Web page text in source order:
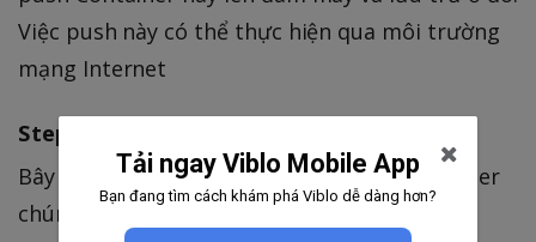
Việc push này có thể thực hiện qua môi trường
mạng Internet
Step 3: Pull, Run
Bây giờ một máy tính muốn sử dụng Container
chúng ta đã push lên đám mây (máy đã cài
Tải ngay Viblo Mobile App
Bạn đang tìm cách khám phá Viblo dễ dàng hơn?